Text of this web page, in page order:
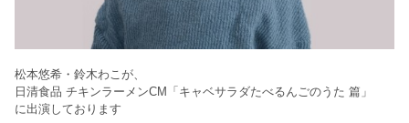
松本悠希・鈴木わこが、
日清食品 チキンラーメンCM「キャベサラダたべるんごのうた 篇」
に出演しております